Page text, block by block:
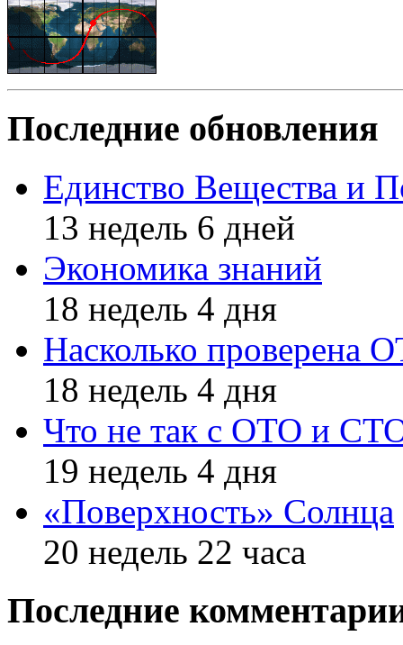
Последние обновления
Единство Вещества и
13 недель 6 дней
Экономика знаний
18 недель 4 дня
Насколько проверена
18 недель 4 дня
Что не так с ОТО и
19 недель 4 дня
«Поверхность» Солнца
20 недель 22 часа
Последние